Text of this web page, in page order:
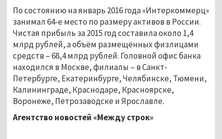
По состоянию на январь 2016 года «Интеркоммерц»
занимал 64-е место по размеру активов в России.
Чистая прибыль за 2015 год составила около 1,4
млрд рублей, а объём размещённых физлицами
средств – 68,4 млрд рублей. Головной офис банка
находился в Москве, филиалы – в Санкт-
Петербурге, Екатеринбурге, Челябинске, Тюмени,
Калининграде, Краснодаре, Красноярске,
Воронеже, Петрозаводске и Ярославле.
Агентство новостей «Между строк»